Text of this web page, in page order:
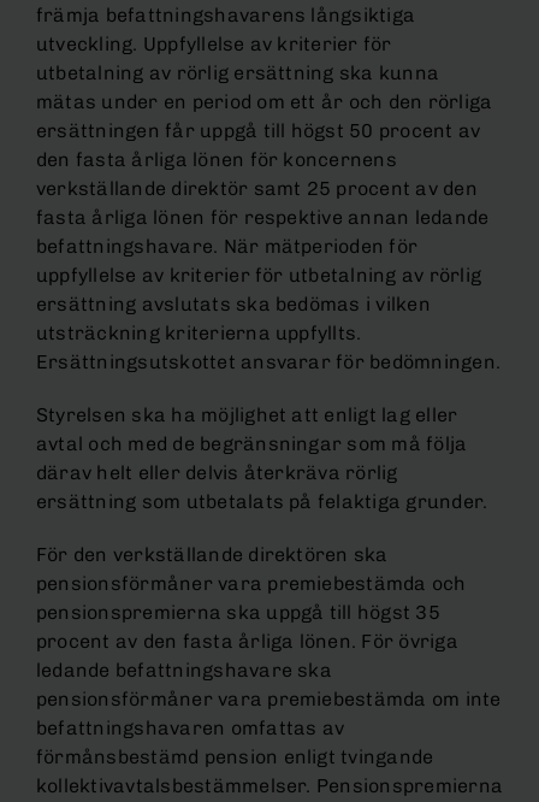
främja befattningshavarens långsiktiga
utveckling. Uppfyllelse av kriterier för
utbetalning av rörlig ersättning ska kunna
mätas under en period om ett år och den rörliga
ersättningen får uppgå till högst 50 procent av
den fasta årliga lönen för koncernens
verkställande direktör samt 25 procent av den
fasta årliga lönen för respektive annan ledande
befattningshavare. När mätperioden för
uppfyllelse av kriterier för utbetalning av rörlig
ersättning avslutats ska bedömas i vilken
utsträckning kriterierna uppfyllts.
Ersättningsutskottet ansvarar för bedömningen.
Styrelsen ska ha möjlighet att enligt lag eller
avtal och med de begränsningar som må följa
därav helt eller delvis återkräva rörlig
ersättning som utbetalats på felaktiga grunder.
För den verkställande direktören ska
pensionsförmåner vara premiebestämda och
pensionspremierna ska uppgå till högst 35
procent av den fasta årliga lönen. För övriga
ledande befattningshavare ska
pensionsförmåner vara premiebestämda om inte
befattningshavaren omfattas av
förmånsbestämd pension enligt tvingande
kollektivavtalsbestämmelser. Pensionspremierna